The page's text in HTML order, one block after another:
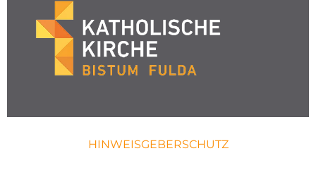
HINWEISGEBERSCHUTZ